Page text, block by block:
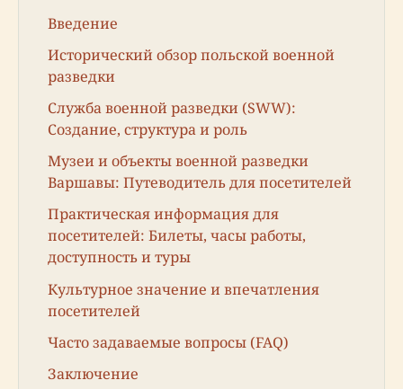
Введение
Исторический обзор польской военной
разведки
Служба военной разведки (SWW):
Создание, структура и роль
Музеи и объекты военной разведки
Варшавы: Путеводитель для посетителей
Практическая информация для
посетителей: Билеты, часы работы,
доступность и туры
Культурное значение и впечатления
посетителей
Часто задаваемые вопросы (FAQ)
Заключение